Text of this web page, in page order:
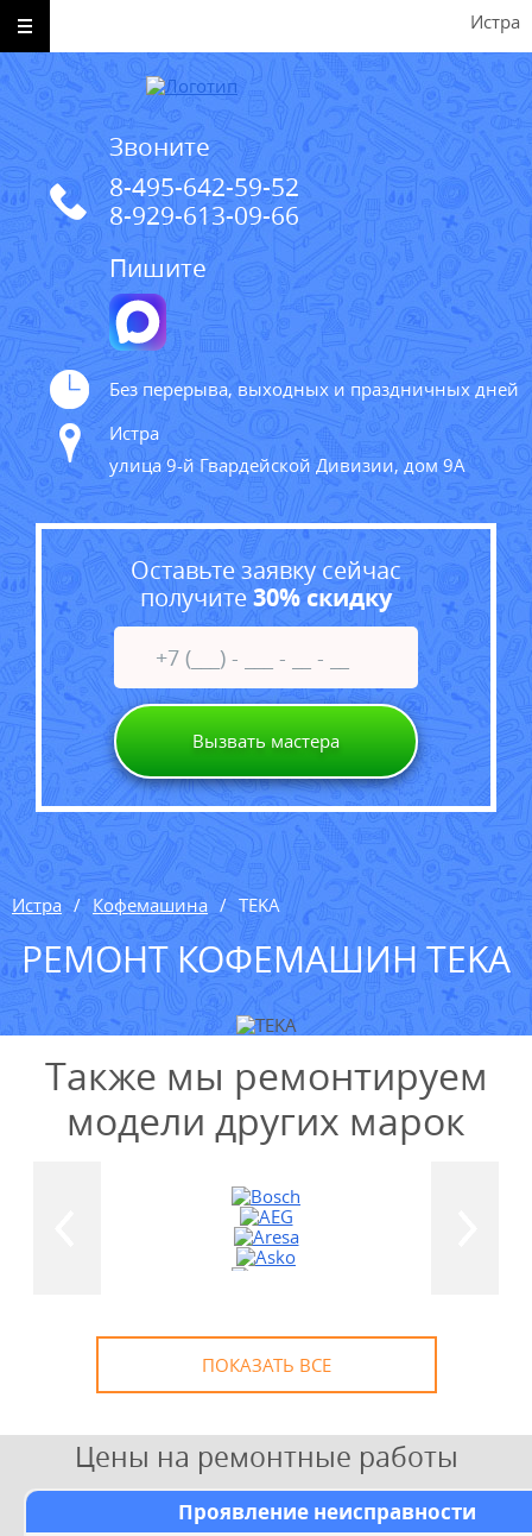
Истра
Звоните
8-495-642-59-52
8-929-613-09-66
Пишите
Без перерыва, выходных и праздничных дней
Истра
улица 9-й Гвардейской Дивизии, дом 9А
Оставьте заявку сейчас
получите30% скидку
Вызвать мастера
Истра Кофемашина TEKA
РЕМОНТ КОФЕМАШИН TEKA
УЗНАТЬ СТОИМОСТЬ
Выезд и диагностика
БЕСПЛАТНО *
* в случае ремонта
Также мы ремонтируем
модели других марок
ПОКАЗАТЬ ВСЕ
Цены на ремонтные работы
Проявление неисправности